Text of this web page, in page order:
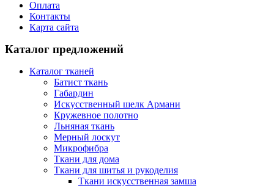
Оплата
Контакты
Карта сайта
Каталог предложений
Каталог тканей
Батист ткань
Габардин
Искусственный шелк Армани
Кружевное полотно
Льняная ткань
Мерный лоскут
Микрофибра
Ткани для дома
Ткани для шитья и рукоделия
Ткани искусственная замша